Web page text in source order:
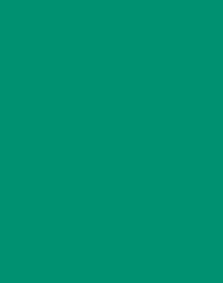
in der Regel